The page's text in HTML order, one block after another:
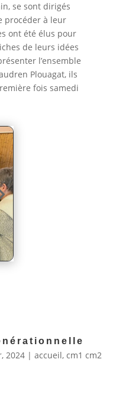
se sont dirigés
procéder à leur
ont été élus pour
de leurs idées
l’ensemble
Plouagat, ils
fois samedi
2024| accueil, cm1 cm2